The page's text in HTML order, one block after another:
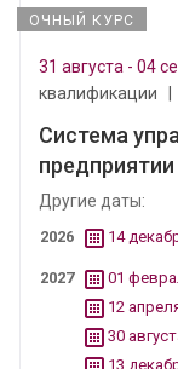
ОЧНЫЙ КУРС
31 августа - 04
квалификации
Система
предприятии
Другие даты:
2026 14
2027
01
12
30
13